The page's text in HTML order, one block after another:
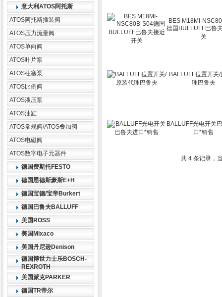
意大利ATOS阿托斯
ATOS阿托斯插装阀
ATOS压力流量阀
ATOS单向阀
ATOS叶片泵
ATOS柱塞泵
ATOS比例阀
ATOS液压泵
ATOS油缸
ATOS常规阀/ATOS叠加阀
ATOS电磁阀
ATOS数字电子元器件
德国费斯托FESTO
德国恩德斯豪斯E+H
德国宝德/宝帝Burkert
德国巴鲁夫BALLUFF
美国ROSS
美国Mixaco
美国丹尼逊Denison
德国博世力士乐BOSCH-
REXROTH
美国派克PARKER
德国TR帝尔
BES M18MI-
德国BULLUFF巴鲁
关
BALLUFF位置开关
理巴鲁夫
BALLUFF光电开关
口*销售
共 4 条记录，